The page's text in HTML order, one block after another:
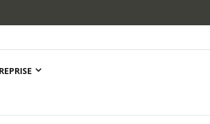
et des Lettres